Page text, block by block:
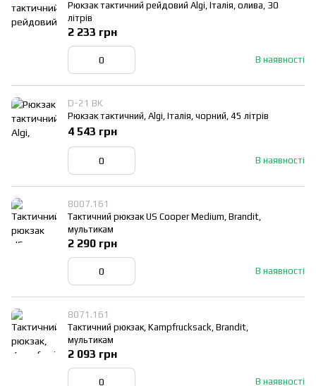
Рюкзак тактичний рейдовий Algi, Італія, олива, 30
літрів
В наявності
2 233 грн
D-21 BK
Рюкзак тактичний, Algi, Італія, чорний, 45 літрів
В наявності
4 543 грн
8007.161
Тактичний рюкзак US Cooper Medium, Brandit,
мультикам
В наявності
2 290 грн
8071.161
Тактичний рюкзак, Kampfrucksack, Brandit,
мультикам
В наявності
2 093 грн